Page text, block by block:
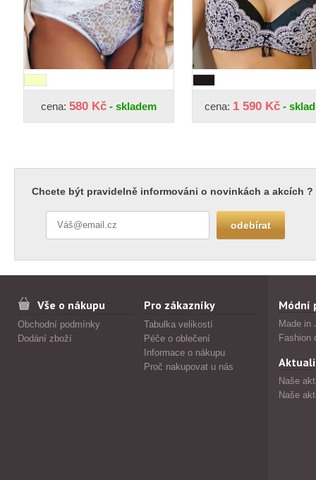
cena: 580 Kč - skladem cena: 1 590 Kč -
Chcete být pravidelně informováni o novinkách a akcích ?
Vše o nákupu
Obchodní podmínky
Dodání zboží
Pro zákazníky
Tabulka velikostí
Péče o oblečení
Informace o nákupu
Proč nakupovat u nás
Módní
Made in
Fashion
Naše
Naše